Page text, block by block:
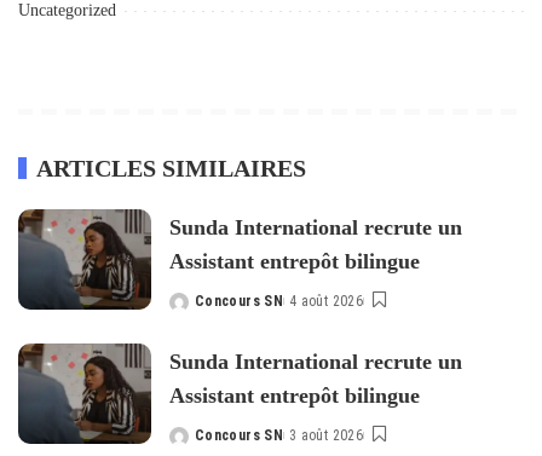
Uncategorized
ARTICLES SIMILAIRES
Sunda International recrute un
Assistant entrepôt bilingue
Posted
Concours SN 4 août 2026
Sunda International recrute un
Assistant entrepôt bilingue
Posted
Concours SN 3 août 2026